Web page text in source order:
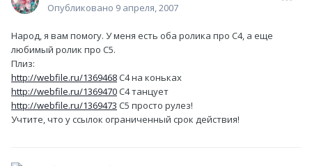
Опубликовано 9 апреля, 2007
Народ, я вам помогу. У меня есть оба ролика про С4, а еще
любимый ролик про С5.
Плиз:
http://webfile.ru/1369468С4 на коньках
http://webfile.ru/1369470С4 танцует
http://webfile.ru/1369473 С5 просто рулез!
Учтите, что у ссылок ограниченный срок действия!